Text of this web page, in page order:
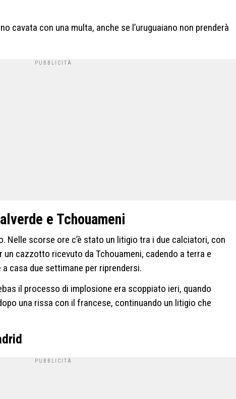
cavata con una multa, anche se l’uruguaiano non prenderà
e Tchouameni
Nelle scorse ore c’è stato un litigio tra i due calciatori, con
un cazzotto ricevuto da Tchouameni, cadendo a terra e
casa due settimane per riprendersi.
il processo di implosione era scoppiato ieri, quando
una rissa con il francese, continuando un litigio che